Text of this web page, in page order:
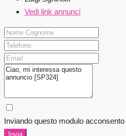
Vedi link annunci
Inviando questo modulo acconsento
Invia